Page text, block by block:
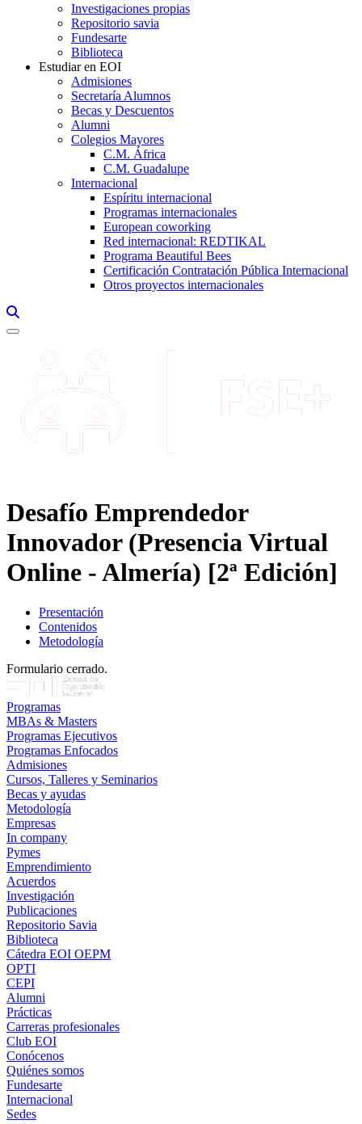
Investigaciones propias
Repositorio savia
Fundesarte
Biblioteca
Estudiar en EOI
Admisiones
Secretaría Alumnos
Becas y Descuentos
Alumni
Colegios Mayores
C.M. África
C.M. Guadalupe
Internacional
Espíritu internacional
Programas internacionales
European coworking
Red internacional: REDTIKAL
Programa Beautiful Bees
Certificación Contratación Pública Internacional
Otros proyectos internacionales
Desafío Emprendedor
Innovador (Presencia Virtual
Online - Almería) [2ª Edición]
Presentación
Contenidos
Metodología
Formulario cerrado.
Programas
MBAs & Masters
Programas Ejecutivos
Programas Enfocados
Admisiones
Cursos, Talleres y Seminarios
Becas y ayudas
Metodología
Empresas
In company
Pymes
Emprendimiento
Acuerdos
Investigación
Publicaciones
Repositorio Savia
Biblioteca
Cátedra EOI OEPM
OPTI
CEPI
Alumni
Prácticas
Carreras profesionales
Club EOI
Conócenos
Quiénes somos
Fundesarte
Internacional
Sedes